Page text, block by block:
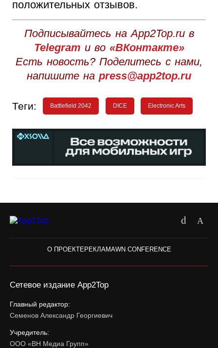
положительных отзывов.
Подписывайтесь на App2Top.ru в
Telegram и во «ВКонтакте»
Есть новость? Поделитесь с нами,
напишите на press@app2top.ru
Теги: Battlefield 2042 DICE Electronic Arts
О ПРОЕКТЕРЕКЛАМАWN CONFERENCE
Сетевое издание App2Top
Главный редактор:
Семенов Александр Георгиевич
Учредитель:
ООО «ВН Медиа Групп»